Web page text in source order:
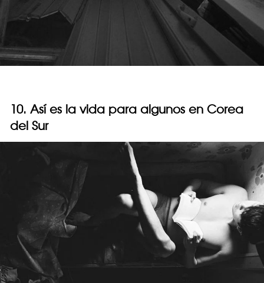
10. Así es la vida para algunos en Corea
del Sur